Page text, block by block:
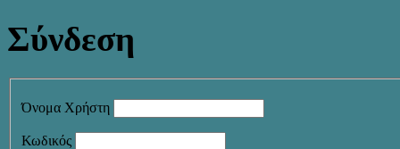
Σύνδεση
Όνομα Χρήστη
Κωδικός